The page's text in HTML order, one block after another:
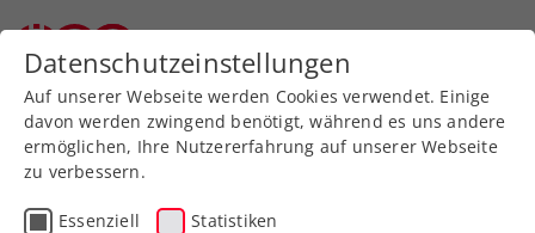
Aktuelle News
Datenschutzeinstellungen
Auf unserer Webseite werden Cookies verwendet. Einige
davon werden zwingend benötigt, während es uns andere
ermöglichen, Ihre Nutzererfahrung auf unserer Webseite
zu verbessern.
Essenziell Statistiken